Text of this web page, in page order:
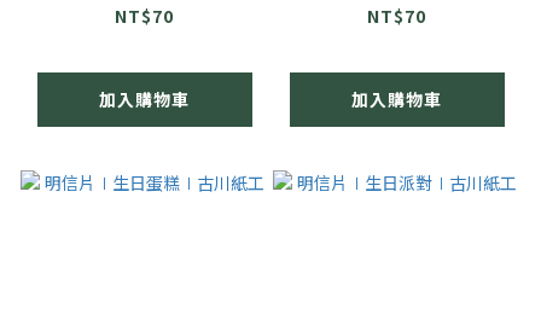
NT$70
加入購物車
NT$70
加入購物車